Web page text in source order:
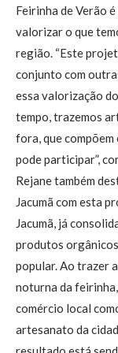
Feirinha de Verão
valorizar o que
região. “Este
conjunto com
essa valorização
tempo, trazemos
fora, que
pode participar”,
Rejane também
Jacumã com esta
Jacumã, já
produtos
popular. Ao trazer
noturna da
comércio local
artesanato da